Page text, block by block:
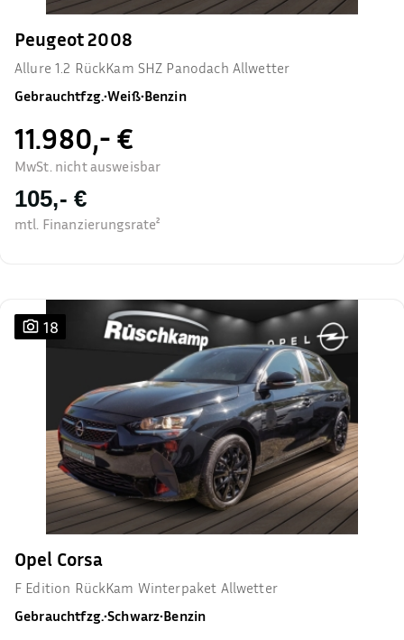
Peugeot 2008
Allure 1.2 RückKam SHZ Panodach Allwetter
Gebrauchtfzg.•Weiß•Benzin
11.980,- €
MwSt. nicht ausweisbar
105,- €
mtl. Finanzierungsrate²
18
Opel Corsa
F Edition RückKam Winterpaket Allwetter
Gebrauchtfzg.•Schwarz•Benzin